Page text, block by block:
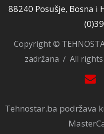
88240 Posušje, Bosna i
Copyright ©
zadržana / All rights
Tehnostar.ba podržava